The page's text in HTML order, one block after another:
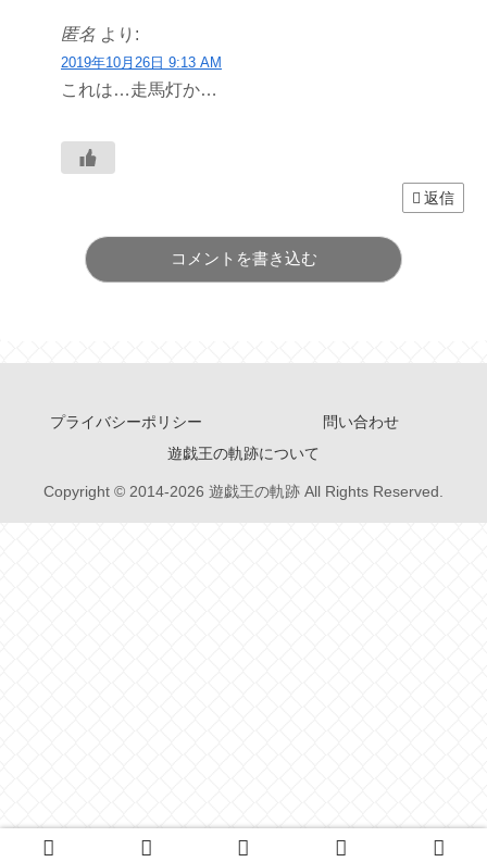
匿名 より:
2019年10月26日 9:13 AM
これは…走馬灯か…
返信
コメントを書き込む
プライバシーポリシー
問い合わせ
遊戯王の軌跡について
Copyright © 2014-2026 遊戯王の軌跡 All Rights Reserved.